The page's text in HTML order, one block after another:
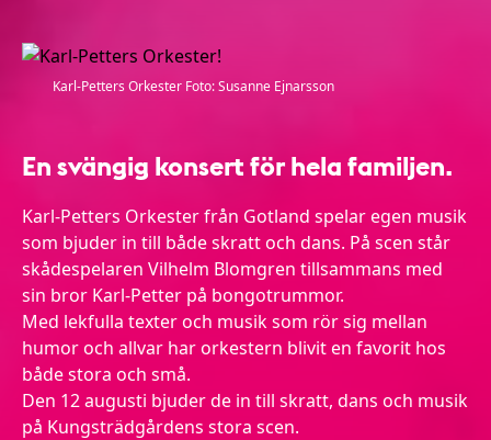
Karl-Petters Orkester Foto: Susanne Ejnarsson
En svängig konsert för hela familjen.
Karl-Petters Orkester från Gotland spelar egen musik
som bjuder in till både skratt och dans. På scen står
skådespelaren Vilhelm Blomgren tillsammans med
sin bror Karl-Petter på bongotrummor.
Med lekfulla texter och musik som rör sig mellan
humor och allvar har orkestern blivit en favorit hos
både stora och små.
Den 12 augusti bjuder de in till skratt, dans och musik
på Kungsträdgårdens stora scen.